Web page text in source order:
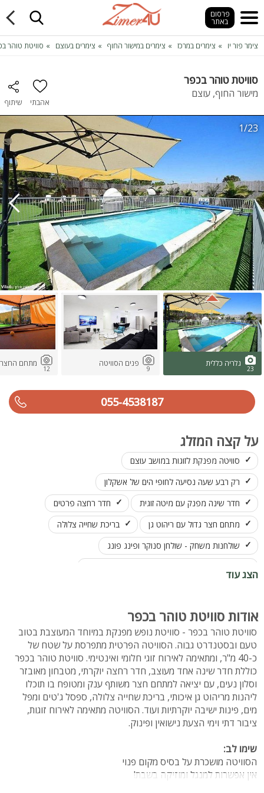
פרסום
באתר
צימר פור יו צימרים במרכז צימרים במישור החוף צימרים בעוצם סוויטת טוהר
סוויטת טוהר בכפר
מישור החוף, עוצם
אהבתי שיתוף
1/23
23
גלריה כללית
9
פנים הסוויטה
12
מתחם החצר
055-4538187
על קצה המזלג
סוויטה מפנקת לזוגות במושב עוצם
רק רבע שעה נסיעה לחופי הים של אשקלון
חדר שינה מפנק עם מיטה זוגית
חדר רחצה פרטים
מתחם חצר גדול עם ריהוט גן
בריכת שחייה צלולה
שולחנות משחק - שולחן סנוקר ופינג פונג
הצג עוד
אודות סוויטת טוהר בכפר
סוויטת טוהר בכפר - סוויטת נופש מפנקת במיוחד המעוצבת בטוב
טעם ובסטנדרט גבוה. הסוויטה הפרטית מתפרסת על שטח של
כ-40 מ"ר, ומתאימה לאירוח זוגי חלומי ואינטימי. סוויטת טוהר בכפר
כוללת חדר שינה אחד מעוצב, חדר רחצה יוקרתי, מטבחון מאובזר
וסלון נעים, עם יציאה למתחם חצר משותף ענק ומטופח בו תוכלו
ליהנות מריהוט גן איכותי, בריכת שחייה צלולה, ספסל ג'טים ומפל
מים, פינות ישיבה יוקרתיות ועוד. הסוויטה מתאימה לאירוח זוגות,
ציבור דתי וימי הצעת נישואין ופינוק.
שימו לב:
הסוויטה מושכרת על בסיס מקום פנוי
אין אפשרות למנגל ומוזיקה בשבת!